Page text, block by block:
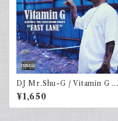
DJ Mr.Shu-G / Vitamin G "F
AST LANE"
¥1,650